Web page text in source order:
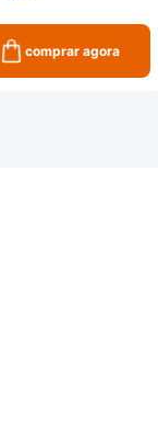
comprar agora